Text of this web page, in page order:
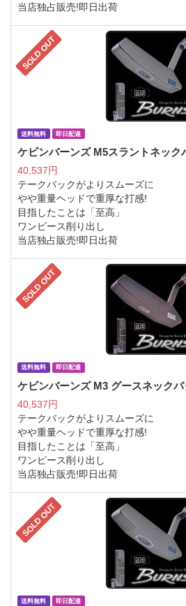
当店独占販売!即日出荷
SOLD OUT
送料無料 即日配達
ケビンバーンズ M5スラントネック
40,537円
テークバックがよりスムーズに
やや重量ヘッドで重厚な打感!
目指したことは「至高」
ワンピース削り出し
当店独占販売!即日出荷
SOLD OUT
送料無料 即日配達
ケビンバーンズ M3 グースネック
40,537円
テークバックがよりスムーズに
やや重量ヘッドで重厚な打感!
目指したことは「至高」
ワンピース削り出し
当店独占販売!即日出荷
SOLD OUT
送料無料 即日配達